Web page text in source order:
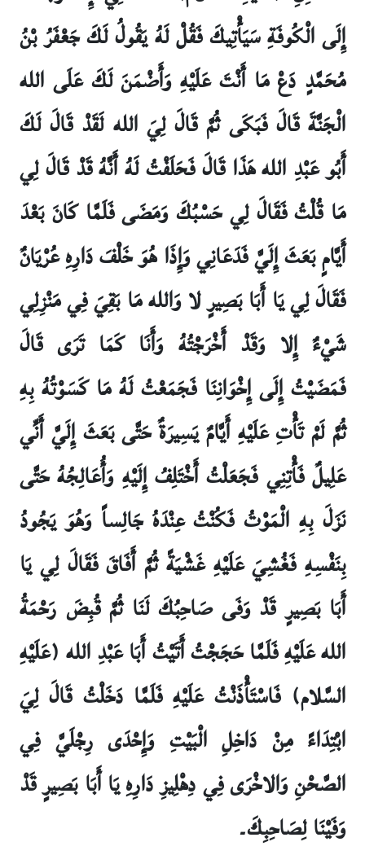
إِلَى الْكُوفَةِ سَيَأْتِيكَ فَقُلْ لَهُ يَقُولُ لَكَ جَعْفَرُ بْنُ
مُحَمَّدٍ دَعْ مَا أَنْتَ عَلَيْهِ وَأَضْمَنَ لَكَ عَلَى الله
الْجَنَّةَ قَالَ فَبَكَى ثُمَّ قَالَ لِيَ الله لَقَدْ قَالَ لَكَ
أَبُو عَبْدِ الله هَذَا قَالَ فَحَلَفْتُ لَهُ أَنَّهُ قَدْ قَالَ لِي
مَا قُلْتُ فَقَالَ لِي حَسْبُكَ وَمَضَى فَلَمَّا كَانَ بَعْدَ
أَيَّامٍ بَعَثَ إِلَيَّ فَدَعَانِي وَإِذَا هُوَ خَلْفَ دَارِهِ عُرْيَانٌ
فَقَالَ لِي يَا أَبَا بَصِيرٍ لا وَالله مَا بَقِيَ فِي مَنْزِلِي
شَيْ‏ءٌ إِلا وَقَدْ أَخْرَجْتُهُ وَأَنَا كَمَا تَرَى قَالَ
فَمَضَيْتُ إِلَى إِخْوَانِنَا فَجَمَعْتُ لَهُ مَا كَسَوْتُهُ بِهِ
ثُمَّ لَمْ تَأْتِ عَلَيْهِ أَيَّامٌ يَسِيرَةٌ حَتَّى بَعَثَ إِلَيَّ أَنِّي
عَلِيلٌ فَأْتِنِي فَجَعَلْتُ أَخْتَلِفُ إِلَيْهِ وَأُعَالِجُهُ حَتَّى
نَزَلَ بِهِ الْمَوْتُ فَكُنْتُ عِنْدَهُ جَالِساً وَهُوَ يَجُودُ
بِنَفْسِهِ فَغُشِيَ عَلَيْهِ غَشْيَةً ثُمَّ أَفَاقَ فَقَالَ لِي يَا
أَبَا بَصِيرٍ قَدْ وَفَى صَاحِبُكَ لَنَا ثُمَّ قُبِضَ رَحْمَةُ
الله عَلَيْهِ فَلَمَّا حَجَجْتُ أَتَيْتُ أَبَا عَبْدِ الله (عَلَيْهِ
السَّلام) فَاسْتَأْذَنْتُ عَلَيْهِ فَلَمَّا دَخَلْتُ قَالَ لِيَ
ابْتِدَاءً مِنْ دَاخِلِ الْبَيْتِ وَإِحْدَى رِجْلَيَّ فِي
الصَّحْنِ وَالاخْرَى فِي دِهْلِيزِ دَارِهِ يَا أَبَا بَصِيرٍ قَدْ
وَفَيْنَا لِصَاحِبِكَ۔